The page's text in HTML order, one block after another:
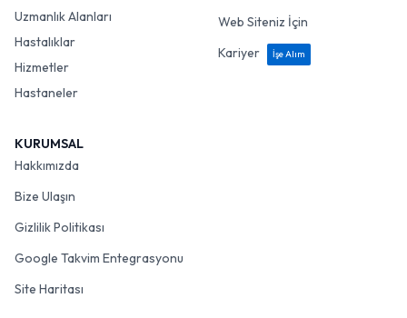
Uzmanlık Alanları
Hastalıklar
Hizmetler
Hastaneler
Web Siteniz İçin
Kariyer
İşe Alım
KURUMSAL
Hakkımızda
Bize Ulaşın
Gizlilik Politikası
Google Takvim Entegrasyonu
Site Haritası